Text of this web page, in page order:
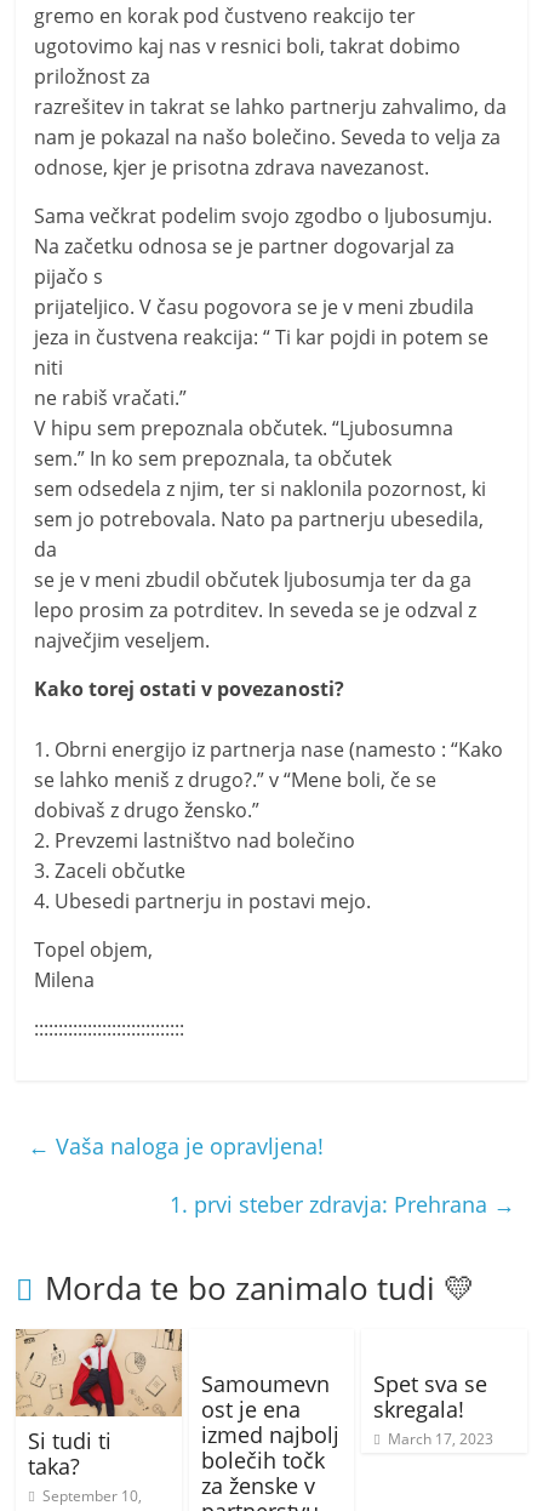
gremo en korak pod čustveno reakcijo ter
ugotovimo kaj nas v resnici boli, takrat dobimo
priložnost za
razrešitev in takrat se lahko partnerju zahvalimo, da
nam je pokazal na našo bolečino. Seveda to velja za
odnose, kjer je prisotna zdrava navezanost.
Sama večkrat podelim svojo zgodbo o ljubosumju.
Na začetku odnosa se je partner dogovarjal za
pijačo s
prijateljico. V času pogovora se je v meni zbudila
jeza in čustvena reakcija: “ Ti kar pojdi in potem se
niti
ne rabiš vračati.”
V hipu sem prepoznala občutek. “Ljubosumna
sem.” In ko sem prepoznala, ta občutek
sem odsedela z njim, ter si naklonila pozornost, ki
sem jo potrebovala. Nato pa partnerju ubesedila,
da
se je v meni zbudil občutek ljubosumja ter da ga
lepo prosim za potrditev. In seveda se je odzval z
največjim veseljem.
Kako torej ostati v povezanosti?
1. Obrni energijo iz partnerja nase (namesto : “Kako
se lahko meniš z drugo?.” v “Mene boli, če se
dobivaš z drugo žensko.”
2. Prevzemi lastništvo nad bolečino
3. Zaceli občutke
4. Ubesedi partnerju in postavi mejo.
Topel objem,
Milena
:::::::::::::::::::::::::::::::
← Vaša naloga je opravljena!
1. prvi steber zdravja: Prehrana →
Morda te bo zanimalo tudi 💛
Si tudi ti
taka?
September 10,
Samoumevn
ost je ena
izmed najbolj
bolečih točk
za ženske v
Spet sva se
skregala!
March 17, 2023